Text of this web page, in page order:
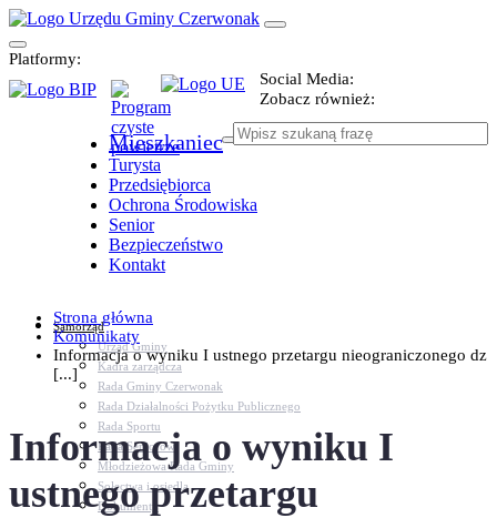
Platformy:
Social Media:
Zobacz również:
Mieszkaniec
Turysta
Przedsiębiorca
Ochrona Środowiska
Senior
Bezpieczeństwo
Kontakt
Samorząd
Urząd Gminy
Kadra zarządcza
Rada Gminy Czerwonak
Rada Działalności Pożytku Publicznego
Rada Sportu
Rada Seniorów
Młodzieżowa Rada Gminy
Sołectwa i osiedla
Dokumenty
Strona główna
Komunikaty
Informacja o wyniku I ustnego przetargu nieograniczonego dz
[...]
Informacja o wyniku I
ustnego przetargu